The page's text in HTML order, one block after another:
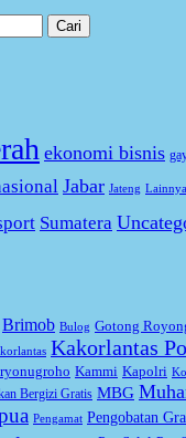
ekonomi bisnis
Jabar Jateng Lainnya
Sumatera
Brimob Bulog Gotong
Kakorlantas
Kammi Kapolri
Bergizi Gratis MBG
Pengamat Pengobatan